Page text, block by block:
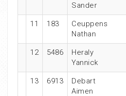
Sander
11 183
Ceuppens
Nathan
12 5486
Heraly
Yannick
13 6913
Debart
Aimen